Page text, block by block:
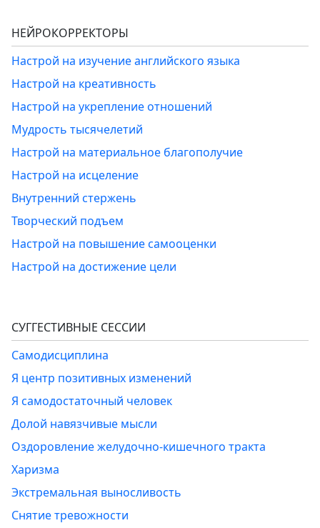
НЕЙРОКОРРЕКТОРЫ
Настрой на изучение английского языка
Настрой на креативность
Настрой на укрепление отношений
Мудрость тысячелетий
Настрой на материальное благополучие
Настрой на исцеление
Внутренний стержень
Творческий подъем
Настрой на повышение самооценки
Настрой на достижение цели
СУГГЕСТИВНЫЕ СЕССИИ
Самодисциплина
Я центр позитивных изменений
Я самодостаточный человек
Долой навязчивые мысли
Оздоровление желудочно-кишечного тракта
Харизма
Экстремальная выносливость
Снятие тревожности